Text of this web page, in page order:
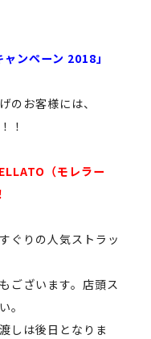
ンペーン 2018」
のお客様には、
！
（モレラー
ぐりの人気ストラッ
ございます。店頭ス
。
しは後日となりま